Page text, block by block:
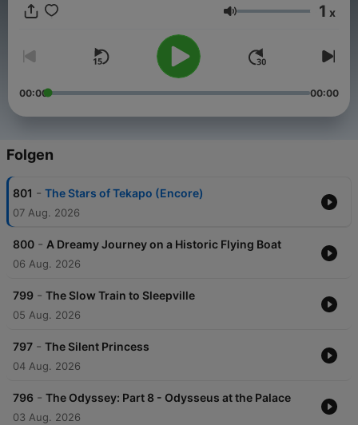
Lautstärke 1 x
00:00 00:00
Folgen
801 - The Stars of Tekapo (Encore)
07 Aug. 2026
800 - A Dreamy Journey on a Historic Flying Boat
06 Aug. 2026
799 - The Slow Train to Sleepville
05 Aug. 2026
797 - The Silent Princess
04 Aug. 2026
796 - The Odyssey: Part 8 - Odysseus at the Palace
03 Aug. 2026